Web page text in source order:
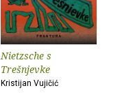
Nietzsche s
Trešnjevke
Kristijan Vujičić